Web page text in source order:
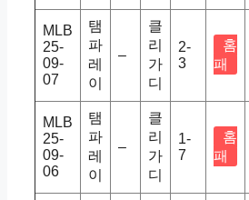
MLB
25-
09-
07
탬
파
레
이
–
클
리
가
디
2-
3
홈
패
MLB
25-
09-
06
탬
파
레
이
–
클
리
가
디
1-
7
홈
패